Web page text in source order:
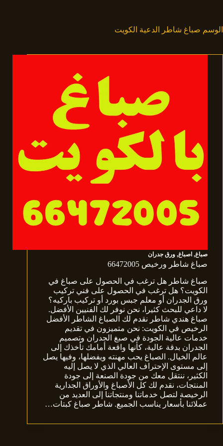
الوسم صباغ شاطر الدعية الكويت
صباغ, اصباغ, ورق جدران
صباغ شاطر ورخيص 66472005
صباغ شاطر هل ترغب في الحصول على صباغ في
الكويت؟ هل ترغب في الحصول على فني تركيب
ورق الجدران أو معلم جبس بورد أو تركيب باركيه؟
لا داعي للبحث كثيرا، نحن نوفر لك الفنيين الأفضل.
صباغ هندي شاطر نقدم لك الصباغ الشاطر الأفضل
الرخيص في الكويت: نحن متميزون في تقديم
خدمات عالية الجودة في صبغ الجدران وتصميم
الجدران بدقة عالية، كأنها واقعة أمامك تأخذك إلى
عالم الخيال. الصباغ يحب مهنته ويفضلها، وفيها يصل
إلى مستوى الإحتراف العالي الذي لا يصل إليه
الكثير، ننتقل معك من جودة الصنعة إلى جودة
المنتجات، نقدم لك كل الأصباغ والأوراق الجدارية
الرخيصة لتصل خدماتنا ومنتجاتنا إلى العديد من
عملائنا بأسعار يناسب الجميع. شاطر صباغ كبتات…